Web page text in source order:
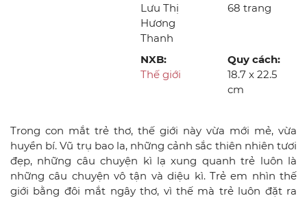
Lưu Thị
Hương
Thanh
68 trang
NXB:
Thế giới
Quy cách:
18.7 x 22.5
cm
Trong con mắt trẻ thơ, thế giới này vừa mới mẻ, vừa
huyền bí. Vũ trụ bao la, những cảnh sắc thiên nhiên tươi
đẹp, những câu chuyện kì lạ xung quanh trẻ luôn là
những câu chuyện vô tận và diệu kì. Trẻ em nhìn thế
giới bằng đôi mắt ngây thơ, vì thế mà trẻ luôn đặt ra